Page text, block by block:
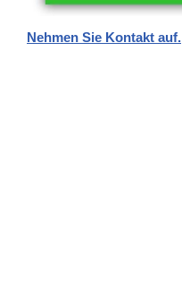
Nehmen Sie Kontakt auf.